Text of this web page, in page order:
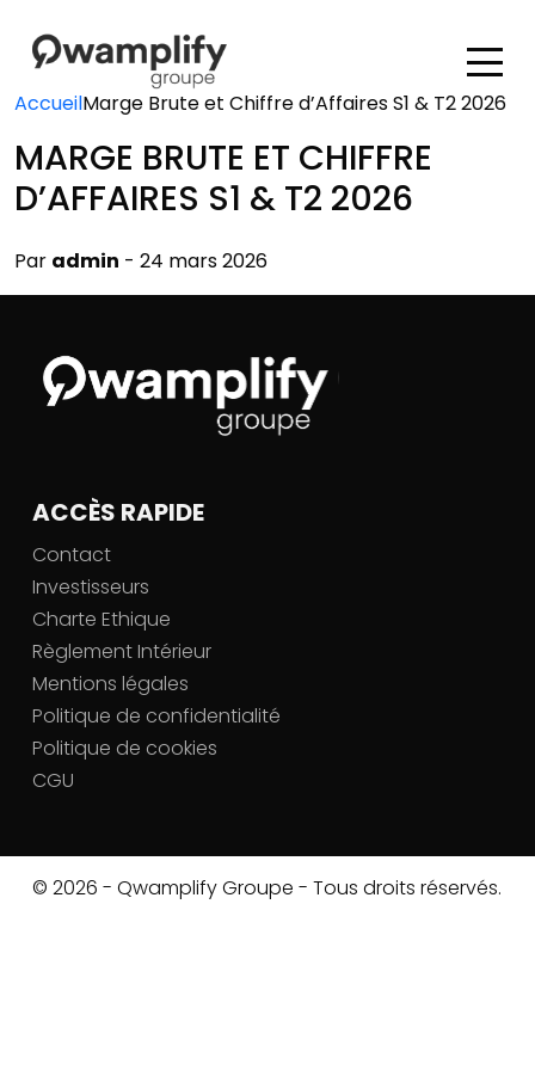
AccueilMarge Brute et Chiffre d’Affaires S1 & T2 2026
MARGE BRUTE ET CHIFFRE
D’AFFAIRES S1 & T2 2026
Par admin - 24 mars 2026
ACCÈS RAPIDE
Contact
Investisseurs
Charte Ethique
Règlement Intérieur
Mentions légales
Politique de confidentialité
Politique de cookies
CGU
© 2026 - Qwamplify Groupe - Tous droits réservés.